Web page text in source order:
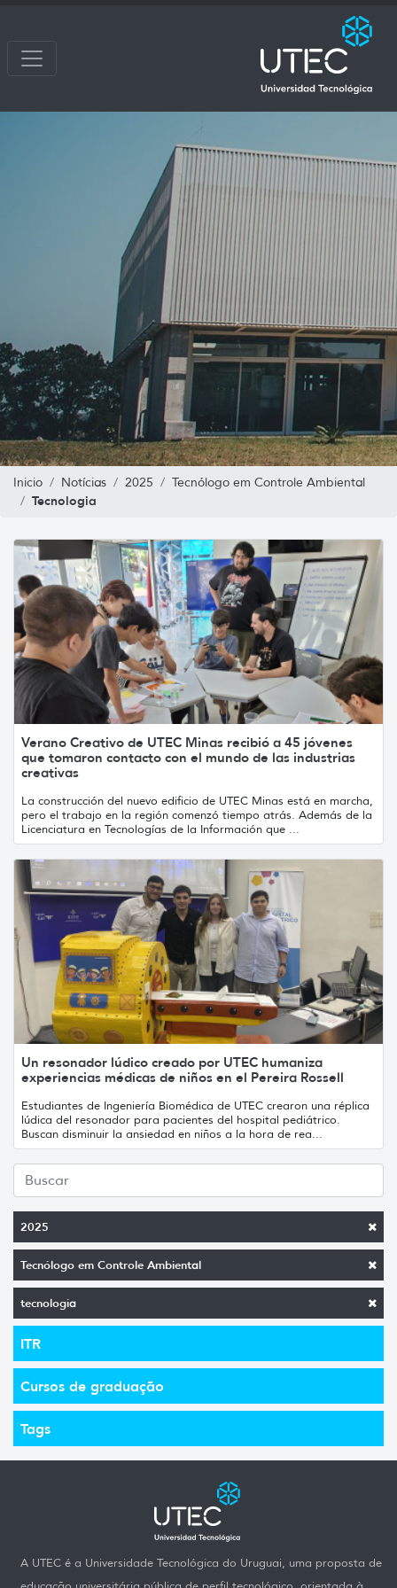
Inicio Notícias 2025 Tecnólogo em Controle Ambiental
Tecnologia
2025
Tecnólogo em Controle Ambiental
tecnologia
ITR
Cursos de graduação
Tags
Verano Creativo de UTEC Minas recibió a 45 jóvenes
que tomaron contacto con el mundo de las industrias
creativas
La construcción del nuevo edificio de UTEC Minas está en marcha,
pero el trabajo en la región comenzó tiempo atrás. Además de la
Licenciatura en Tecnologías de la Información que ...
Un resonador lúdico creado por UTEC humaniza
experiencias médicas de niños en el Pereira Rossell
Estudiantes de Ingeniería Biomédica de UTEC crearon una réplica
lúdica del resonador para pacientes del hospital pediátrico.
Buscan disminuir la ansiedad en niños a la hora de rea...
A UTEC é a Universidade Tecnológica do Uruguai, uma proposta de